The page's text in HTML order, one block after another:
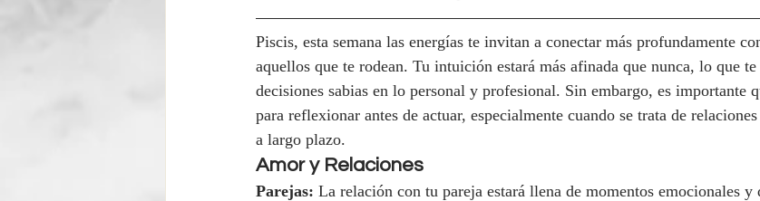
Piscis, esta semana las energías te invitan a conectar más profundamente
aquellos que te rodean. Tu intuición estará más afinada que nunca, lo que
decisiones sabias en lo personal y profesional. Sin embargo, es importante
para reflexionar antes de actuar, especialmente cuando se trata de
a largo plazo.
Amor y Relaciones
Parejas: La relación con tu pareja estará llena de momentos emocionales